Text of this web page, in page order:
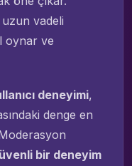
vadeli
oynar ve
deneyimi,
denge en
bir deneyim